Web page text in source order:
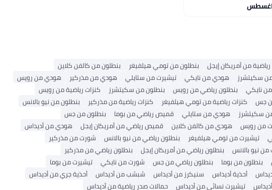
من أمريكان إيجل بنطلون من تومي هيلفيغر
بنطلون من كالفن كلاين
سكيتشرز هودي من نايكي تيشيرت من ستايلي هودي من مذركير
هودي من رويس
نايكي بنطلون رياضي من رويس بنطلون من سكيتشرز
كنزات رياضية من رويس
جس كنزات رياضية من تومي هيلفيغر كنزات رياضية من مذركير
بنطلون من نيو بالانس
سكيتشرز هودي من ستايلي قميص رياضي من بوما
بنطلون من جس
من رويس هودي من كالفن كلاين قميص رياضي من أمريكان إيجل
هودي من أديداس
تيشيرت من تومي هيلفيغر بنطلون رياضي من نيو بالانس
شورت من مذركير
نيو بالانس بنطلون رياضي من أمريكان إيجل
بنطلون رياضي من مذركير
بنطلون من بوما بنطلون رياضي من جس شورت من نايكي
تيشيرت من بوما
أحذية أديداس سنيكرز من أديداس شبشب من أديداس
أحذية جري من أديداس
تيشيرت نسائي من أديداس حمالات صدر رياضية من أديداس